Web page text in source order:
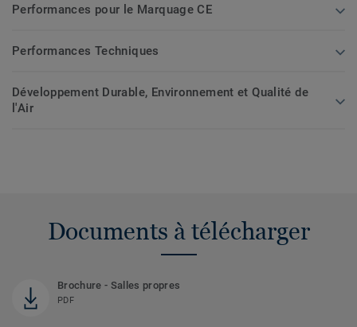
Performances pour le Marquage CE
Performances Techniques
Développement Durable, Environnement et Qualité de
l'Air
Documents à télécharger
Brochure - Salles propres
PDF